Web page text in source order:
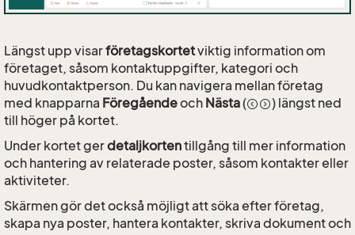
Längst upp visarföretagskortetviktig information om
företaget, såsom kontaktuppgifter, kategori och
huvudkontaktperson. Du kan navigera mellan företag
med knapparna Föregåendeoch Nästa(
) längst ned
till höger på kortet.
Under kortet gerdetaljkortentillgång till mer information
och hantering av relaterade poster, såsom kontakter eller
aktiviteter.
Skärmen gör det också möjligt att söka efter företag,
skapa nya poster, hantera kontakter, skriva dokument och